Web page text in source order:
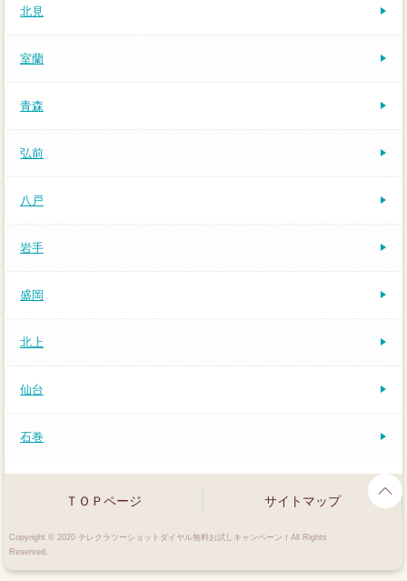
北見
室蘭
青森
弘前
八戸
岩手
盛岡
北上
仙台
石巻
ＴＯＰページ サイトマップ
Copyright © 2020 テレクラツーショットダイヤル無料お試しキャンペーン！All Rights
Reserved.